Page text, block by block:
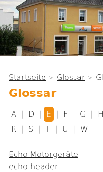
sind
hier
Startseite > Glossar >
Glossar
A | D | E | F | G | H
R
| S | T | U | W
Echo Motorgeräte
echo-header